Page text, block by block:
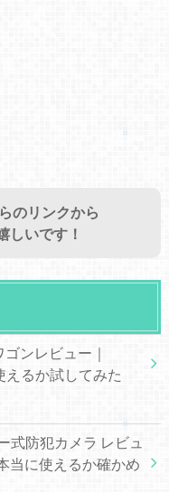
のリンクから
しいです！
ンレビュー｜
えるか試してみた
式防犯カメラ レビュ
当に使えるか確かめ